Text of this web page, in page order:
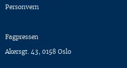
Personvern
Fagpressen
Akersgt. 43, 0158 Oslo